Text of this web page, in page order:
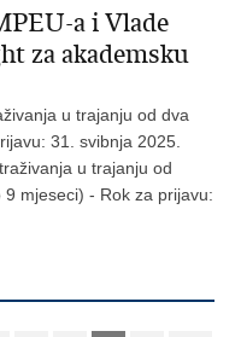
a i Vlade
za akademsku
u trajanju od dva
31. svibnja 2025.
u trajanju od
mjeseci) - Rok za prijavu: